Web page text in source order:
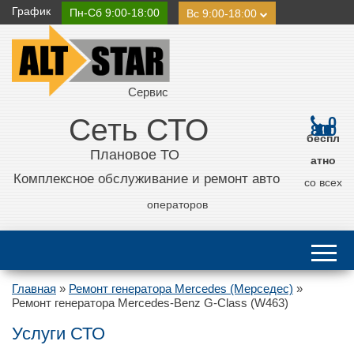
График Пн-Сб 9:00-18:00 Вс 9:00-18:00
Сервис
Сеть СТО
Плановое ТО
Комплексное обслуживание и ремонт авто
0
800 21 11 50
беспл
атно
со всех
операторов
Главная » Ремонт генератора Mercedes (Мерседес) »
Ремонт генератора Mercedes-Benz G-Class (W463)
Услуги СТО